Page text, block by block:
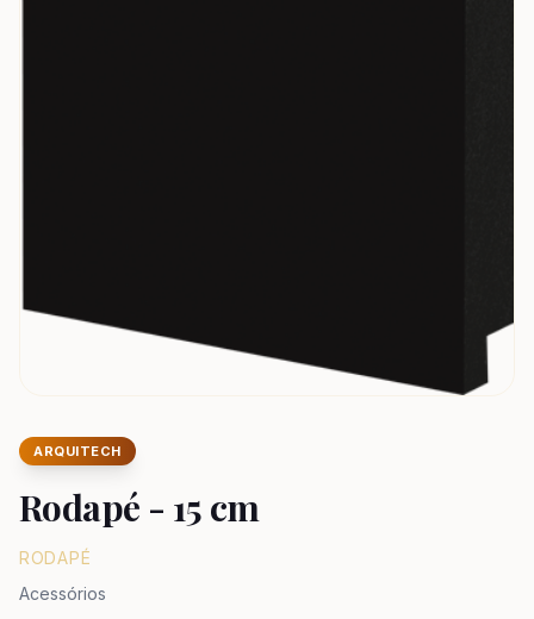
ARQUITECH
Rodapé - 15 cm
RODAPÉ
Acessórios